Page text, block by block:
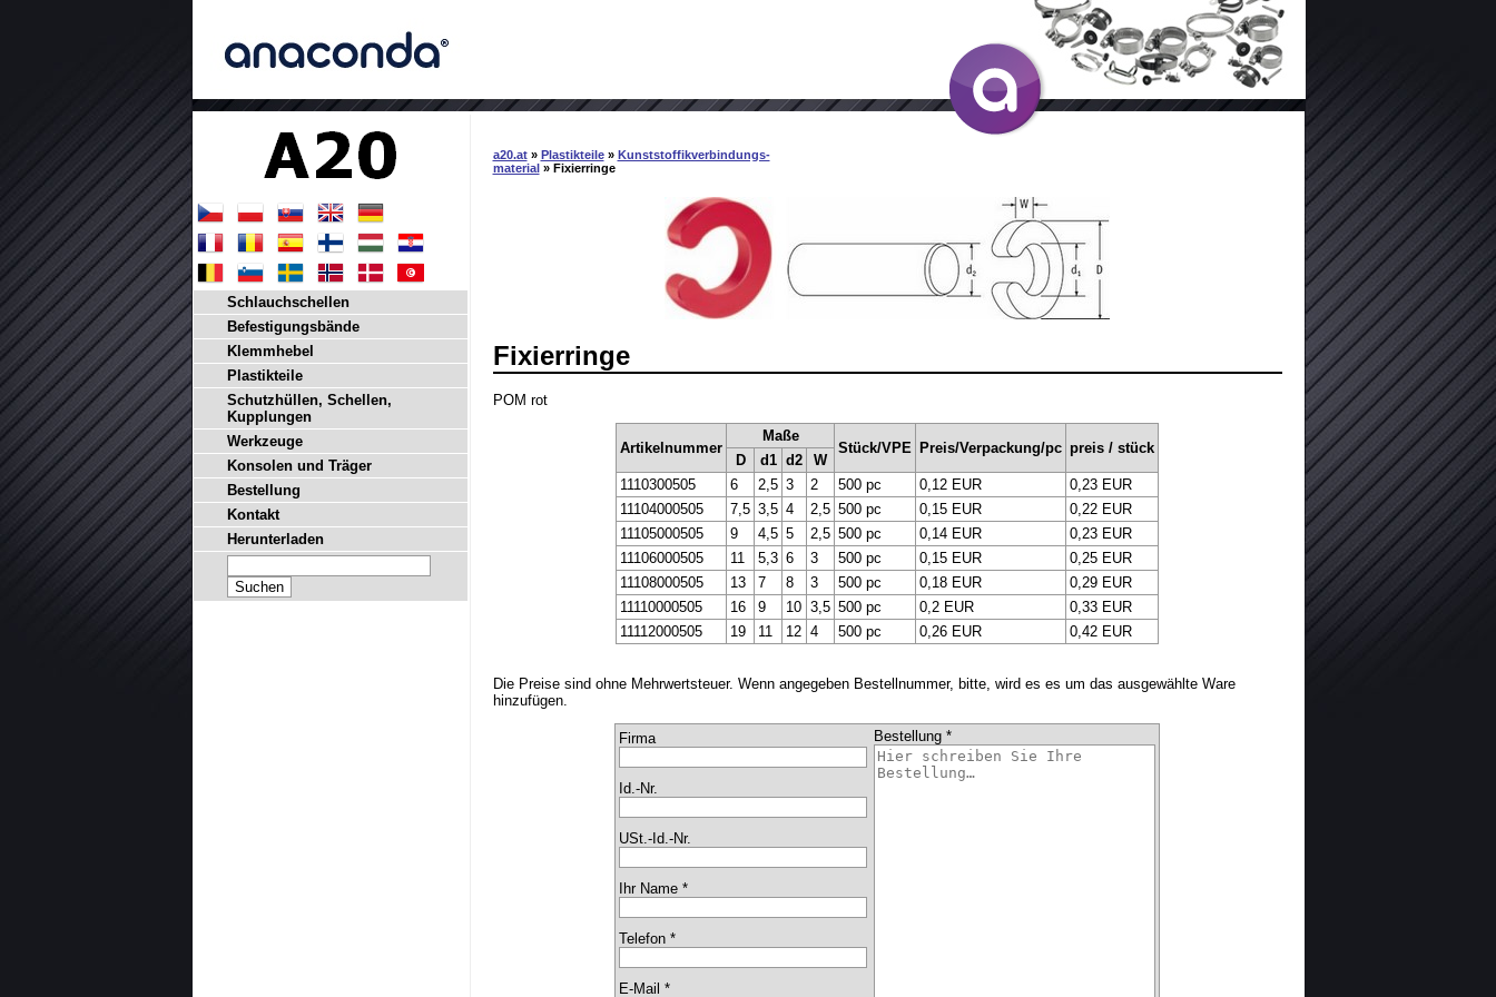
a20.at» Plastikteile» Kunststoffikverbindungs-
material» Fixierringe
Fixierringe
POM rot
Artikelnummer
Maße
Stück/VPE Preis/Verpackung/pc preis / stück
D d1 d2
W
1110300505
6 2,5 3 2 500 pc 0,12 EUR
0,23 EUR
11104000505
7,5 3,5 4 2,5 500 pc 0,15 EUR
0,22 EUR
11105000505
9 4,5 5 2,5 500 pc 0,14 EUR
0,23 EUR
11106000505
11 5,3 6 3 500 pc 0,15 EUR
0,25 EUR
11108000505
13 7 8 3 500 pc 0,18 EUR
0,29 EUR
11110000505
16 9 10 3,5 500 pc 0,2 EUR
0,33 EUR
11112000505
19 11 12 4 500 pc 0,26 EUR 0,42 EUR
Die Preise sind ohne Mehrwertsteuer. Wenn angegeben Bestellnummer, bitte, wird es es um das ausgewählte Ware
hinzufügen.
Firma Bestellung *
Id.-Nr.
USt.-Id.-Nr.
Ihr Name *
Telefon *
E-Mail *
Schlauchschellen
Befestigungsbände
Klemmhebel
Plastikteile
Schutzhüllen, Schellen,
Kupplungen
Werkzeuge
Konsolen und Träger
Bestellung
Kontakt
Herunterladen